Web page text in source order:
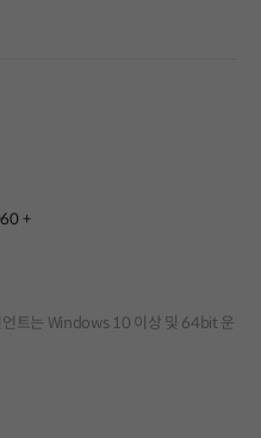
+
트는 Windows 10 이상 및 64bit 운